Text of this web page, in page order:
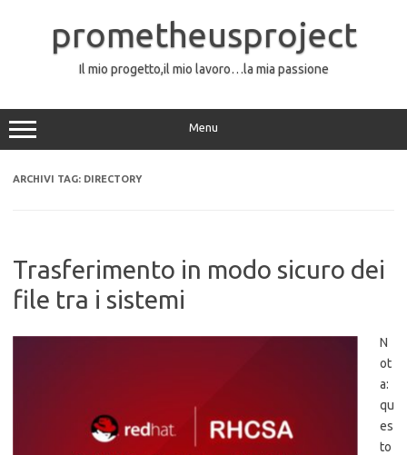
contenutoprometheusproject
Il mio progetto,il mio lavoro…la mia passione
Menu
ARCHIVI TAG: DIRECTORY
Trasferimento in modo sicuro dei
file tra i sistemi
N
ot
a:
qu
es
to